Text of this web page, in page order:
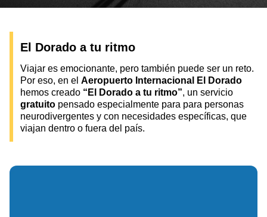
El Dorado a tu ritmo
Viajar es emocionante, pero también puede ser un reto.
Por eso, en el Aeropuerto Internacional El Dorado
hemos creado “El Dorado a tu ritmo”, un servicio
gratuito pensado especialmente para para personas
neurodivergentes y con necesidades específicas, que
viajan dentro o fuera del país.